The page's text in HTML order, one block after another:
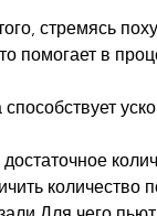
стремясь
помогает в
способствует
достаточное
количество